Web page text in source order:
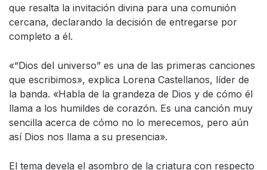
que resalta la invitación divina para una comunión
cercana, declarando la decisión de entregarse por
completo a él.
«“Dios del universo” es una de las primeras canciones
que escribimos», explica Lorena Castellanos, líder de
la banda. «Habla de la grandeza de Dios y de cómo él
llama a los humildes de corazón. Es una canción muy
sencilla acerca de cómo no lo merecemos, pero aún
así Dios nos llama a su presencia».
El tema devela el asombro de la criatura con respecto